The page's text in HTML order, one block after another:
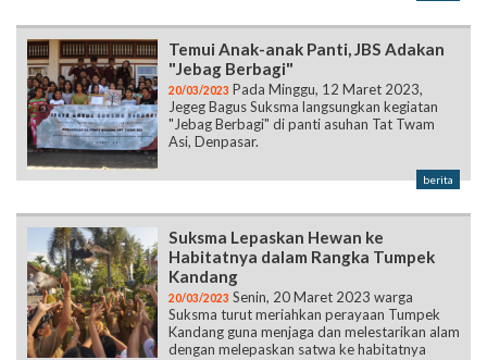
Temui Anak-anak Panti, JBS Adakan
"Jebag Berbagi"
20/03/2023 Pada Minggu, 12 Maret 2023,
Jegeg Bagus Suksma langsungkan kegiatan
"Jebag Berbagi" di panti asuhan Tat Twam
Asi, Denpasar.
berita
Suksma Lepaskan Hewan ke
Habitatnya dalam Rangka Tumpek
Kandang
20/03/2023 Senin, 20 Maret 2023 warga
Suksma turut meriahkan perayaan Tumpek
Kandang guna menjaga dan melestarikan alam
dengan melepaskan satwa ke habitatnya